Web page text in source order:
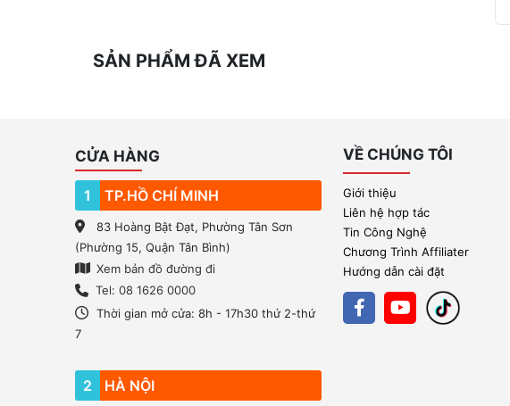
SẢN PHẨM ĐÃ XEM
CỬA HÀNG
1 TP.HỒ CHÍ MINH
83 Hoàng Bật Đạt, Phường Tân Sơn
(Phường 15, Quận Tân Bình)
Xem bản đồ đường đi
Tel: 08 1626 0000
Thời gian mở cửa: 8h - 17h30 thứ 2-thứ
7
2 HÀ NỘI
VỀ CHÚNG TÔI
Giới thiệu
Liên hệ hợp tác
Tin Công Nghệ
Chương Trình Affiliater
Hướng dẫn cài đặt